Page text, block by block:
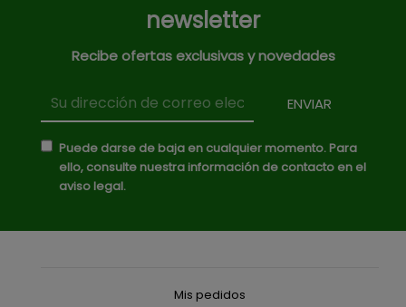
newsletter
Recibe ofertas exclusivas y novedades
Puede darse de baja en cualquier momento. Para
ello, consulte nuestra información de contacto en el
aviso legal.
Mis pedidos